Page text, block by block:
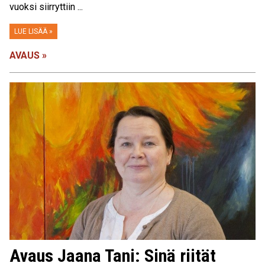
vuoksi siirryttiin ...
LUE LISÄÄ »
AVAUS »
Avaus Jaana Tani: Sinä riität